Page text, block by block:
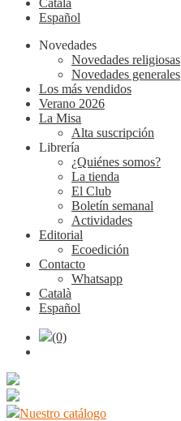
Català
Español
Novedades
Novedades religiosas
Novedades generales
Los más vendidos
Verano 2026
La Misa
Alta suscripción
Librería
¿Quiénes somos?
La tienda
El Club
Boletín semanal
Actividades
Editorial
Ecoedición
Contacto
Whatsapp
Català
Español
(0)
Nuestro catálogo